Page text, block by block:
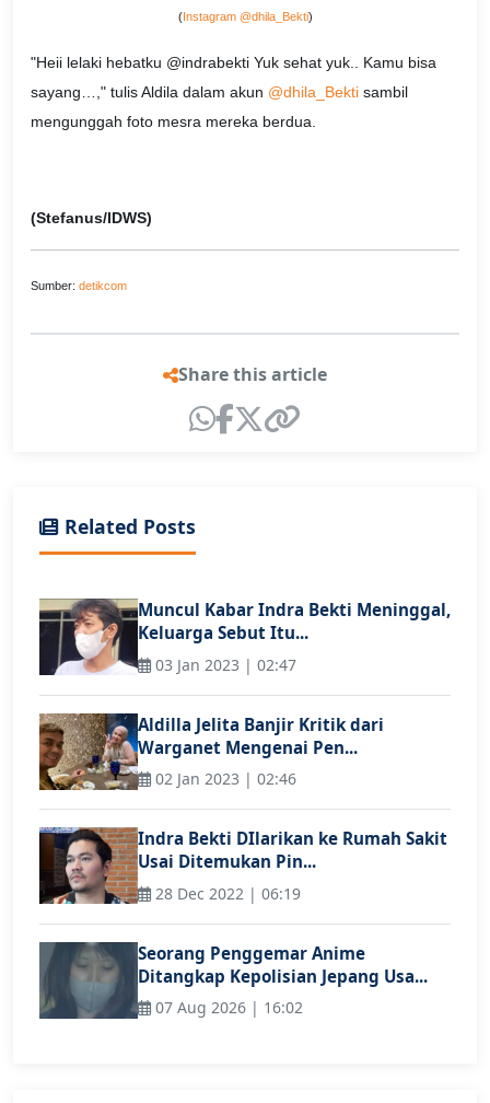
(Instagram @dhila_Bekti)
"Heii lelaki hebatku @indrabekti Yuk sehat yuk.. Kamu bisa
sayang…," tulis Aldila dalam akun @dhila_Bekti sambil
mengunggah foto mesra mereka berdua.
(Stefanus/IDWS)
Sumber: detikcom
Share this article
Related Posts
Muncul Kabar Indra Bekti Meninggal,
Keluarga Sebut Itu...
03 Jan 2023 | 02:47
Aldilla Jelita Banjir Kritik dari
Warganet Mengenai Pen...
02 Jan 2023 | 02:46
Indra Bekti DIlarikan ke Rumah Sakit
Usai Ditemukan Pin...
28 Dec 2022 | 06:19
Seorang Penggemar Anime
Ditangkap Kepolisian Jepang Usa...
07 Aug 2026 | 16:02